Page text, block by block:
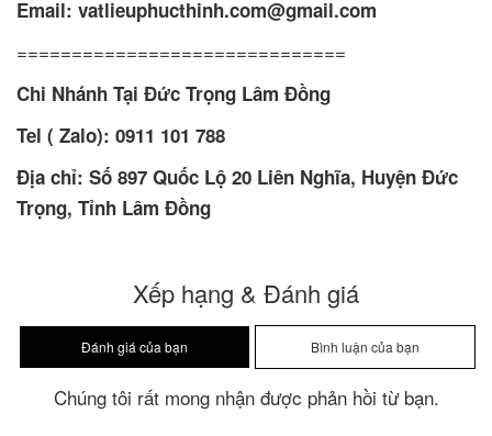
Email: vatlieuphucthinh.com@gmail.com
==============================
Chi Nhánh Tại Đức Trọng Lâm Đồng
Tel ( Zalo): 0911 101 788
Địa chỉ: Số 897 Quốc Lộ 20 Liên Nghĩa, Huyện Đức
Trọng, Tỉnh Lâm Đồng
Xếp hạng & Đánh giá
Chúng tôi rất mong nhận được phản hồi từ bạn.